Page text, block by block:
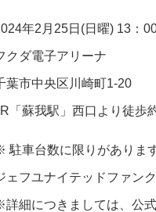
年2月25日(日曜) 13：
クダ電子アリーナ
葉市中央区川崎町1-20
「蘇我駅」西口より徒歩
駐車台数に限りがありま
ェフユナイテッドファン
細につきましては、公